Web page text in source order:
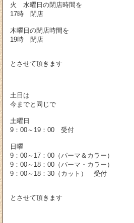
火 水曜日の閉店時間を
17時 閉店
木曜日の閉店時間を
19時 閉店
とさせて頂きます
土日は
今までと同じで
土曜日
9：00～19：00 受付
日曜
9：00～17：00（パーマ＆カラー）
9：00～18：00（パーマ・カラー）
9：00～18：30（カット） 受付
とさせて頂きます